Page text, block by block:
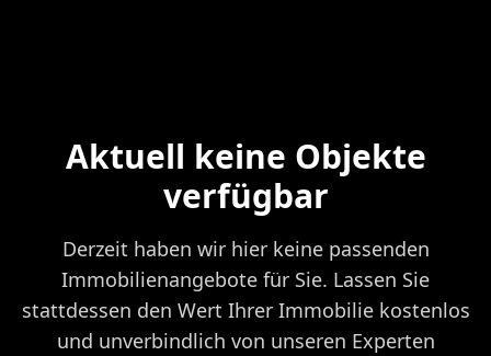
Aktuell keine Objekte
verfügbar
Derzeit haben wir hier keine passenden
Immobilienangebote für Sie. Lassen Sie
stattdessen den Wert Ihrer Immobilie kostenlos
und unverbindlich von unseren Experten